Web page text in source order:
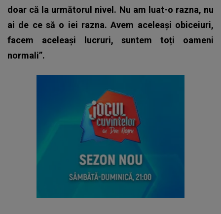
doar că la următorul nivel. Nu am luat-o razna, nu
ai de ce să o iei razna. Avem aceleași obiceiuri,
facem aceleași lucruri, suntem toți oameni
normali”.